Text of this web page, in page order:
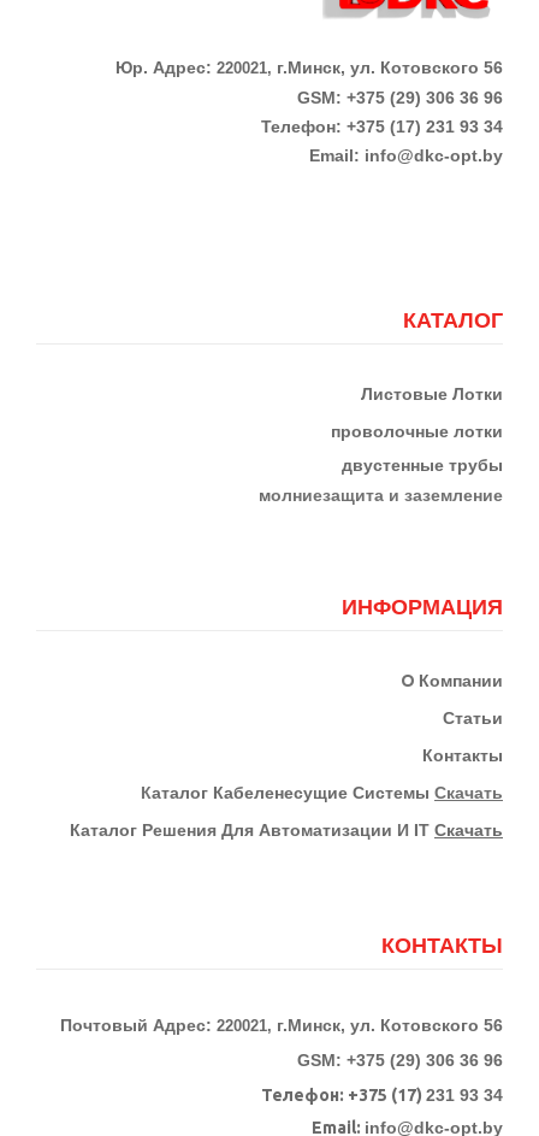
Юр. Адрес: 220021, г.Минск, ул. Котовского 56
GSM: +375 (29) 306 36 96
Телефон: +375 (17) 231 93 34
Email: info@dkc-opt.by
КАТАЛОГ
Листовые Лотки
проволочные лотки
двустенные трубы
молниезащита и заземление
ИНФОРМАЦИЯ
О Компании
Статьи
Контакты
КАталог Кабеленесущие Системы Скачать
Каталог Решения Для Автоматизации И IT Скачать
КОНТАКТЫ
Почтовый Адрес: 220021, г.Минск, ул. Котовского 56
GSM: +375 (29) 306 36 96
Телефон: +375 (17) 231 93 34
Email: info@dkc-opt.by